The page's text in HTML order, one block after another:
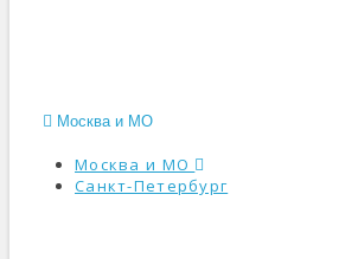
Москва и МО
Москва и МО
Санкт-Петербург